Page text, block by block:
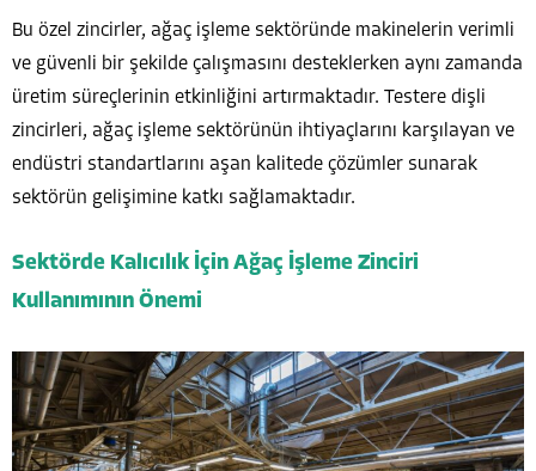
Bu özel zincirler, ağaç işleme sektöründe makinelerin verimli
ve güvenli bir şekilde çalışmasını desteklerken aynı zamanda
üretim süreçlerinin etkinliğini artırmaktadır. Testere dişli
zincirleri, ağaç işleme sektörünün ihtiyaçlarını karşılayan ve
endüstri standartlarını aşan kalitede çözümler sunarak
sektörün gelişimine katkı sağlamaktadır.
Sektörde Kalıcılık İçin Ağaç İşleme Zinciri
Kullanımının Önemi